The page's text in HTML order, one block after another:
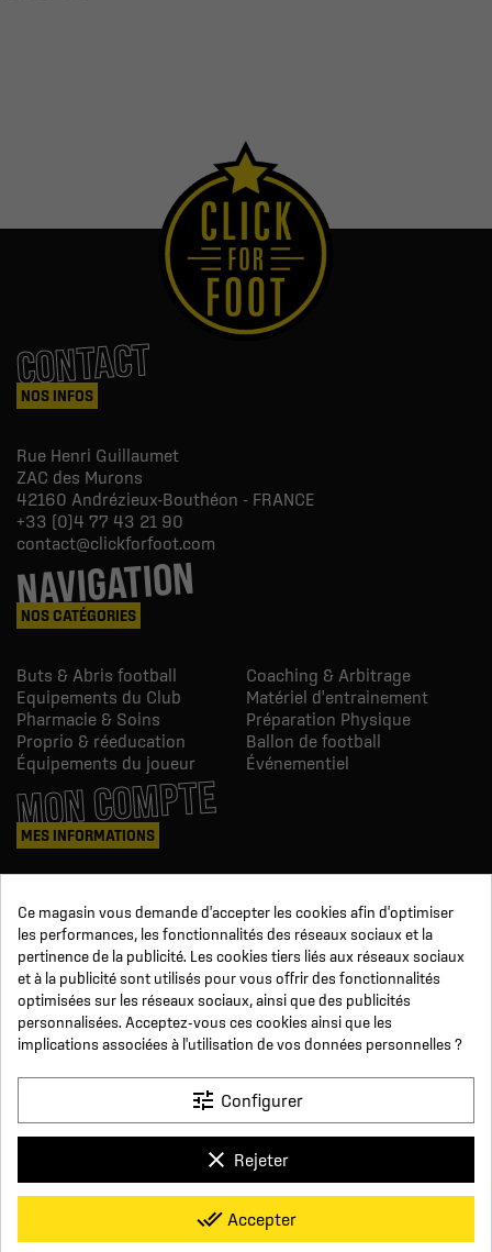
CONTACT
NOS INFOS
Rue Henri Guillaumet
ZAC des Murons
42160 Andrézieux-Bouthéon - FRANCE
+33 (0)4 77 43 21 90
contact@clickforfoot.com
NAVIGATION
NOS CATÉGORIES
Buts & Abris football
Coaching & Arbitrage
Equipements du Club
Matériel d'entrainement
Pharmacie & Soins
Préparation Physique
Proprio & réeducation
Ballon de football
Équipements du joueur
Événementiel
MON COMPTE
MES INFORMATIONS
Avoirs
Informations
Suivi de commande
Devenez revendeur
NOUS SUIVRE
SUR LES RÉSEAUX
Conditions générales de vente
Paiement sécurisé
Qui sommes-nous ?
Foire aux Questions Mentions légales
Click For Foot x
Ce magasin vous demande d'accepter les cookies afin d'optimiser
les performances, les fonctionnalités des réseaux sociaux et la
pertinence de la publicité. Les cookies tiers liés aux réseaux sociaux
et à la publicité sont utilisés pour vous offrir des fonctionnalités
optimisées sur les réseaux sociaux, ainsi que des publicités
personnalisées. Acceptez-vous ces cookies ainsi que les
implications associées à l'utilisation de vos données personnelles ?
tune Configurer
clear Rejeter
done_all Accepter